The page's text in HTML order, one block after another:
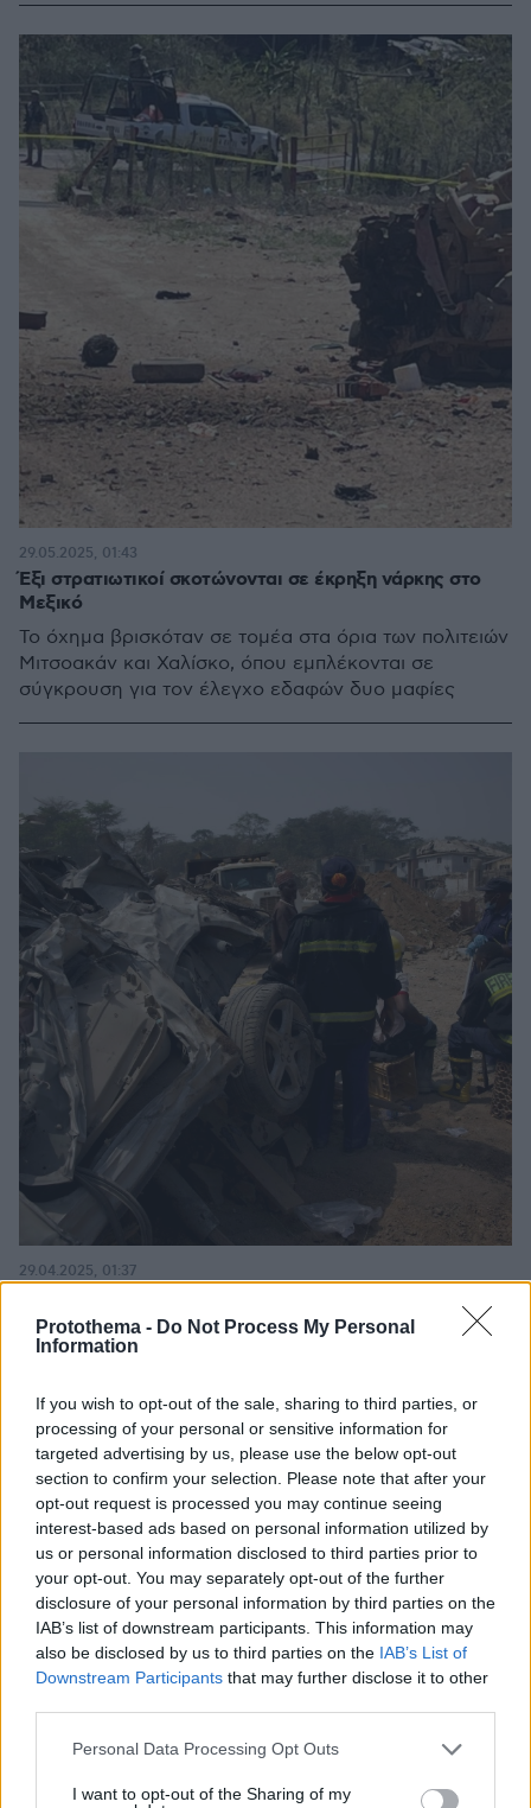
Protothema - Do Not Process My Personal
Information
If you wish to opt-out of the sale, sharing to third parties, or
processing of your personal or sensitive information for
targeted advertising by us, please use the below opt-out
section to confirm your selection. Please note that after your
opt-out request is processed you may continue seeing
interest-based ads based on personal information utilized by
us or personal information disclosed to third parties prior to
your opt-out. You may separately opt-out of the further
disclosure of your personal information by third parties on the
IAB’s list of downstream participants. This information may
also be disclosed by us to third parties on the IAB’s List of
Downstream Participants that may further disclose it to other
Please note that this website/app uses one or more Google
not limited to your visit or usage behaviour. You may click to
Personal Data Processing Opt Outs
I want to opt-out of the Sharing of my
Έξι στρατιωτικοί σκοτώνονται σε έκρηξη νάρκης στο
Μεξικό
Το όχημα βρισκόταν σε τομέα στα όρια των πολιτειών
Μιτσοακάν και Χαλίσκο, όπου εμπλέκονται σε
σύγκρουση για τον έλεγχο εδαφών δυο μαφίες
29.05.2025, 01:43
στο οποίο επέβαιναν έπεσε σε νάρκη
Στη έκρηξη σκοτώθηκαν δεκαέξι άνδρες, τέσσερις
στρατού - Δεν έχει υπάρξει ανάληψη της ευθύνης για
την ενέργεια
29.04.2025, 01:37